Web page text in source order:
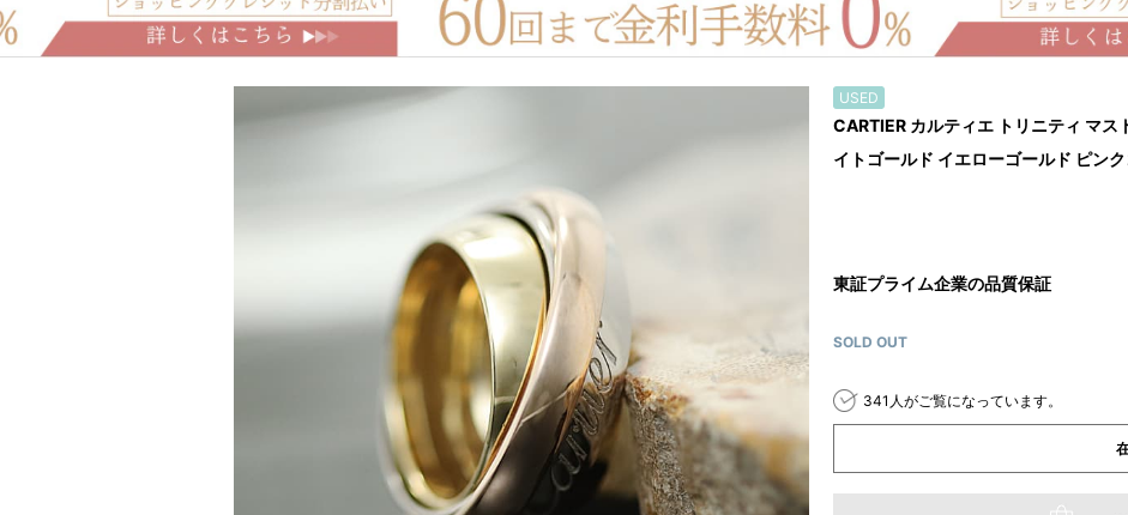
USED
CARTIER カルティエ トリニティ マス
イトゴールド イエローゴールド ピン
東証プライム企業の品質保証
SOLD OUT
341人がご覧になっています。